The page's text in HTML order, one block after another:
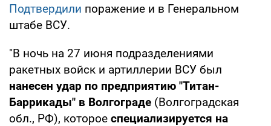
Подтвердили поражение и в Генеральном
штабе ВСУ.
"В ночь на 27 июня подразделениями
ракетных войск и артиллерии ВСУ был
нанесен удар по предприятию "Титан-
Баррикады" в Волгограде (Волгоградская
обл., РФ), которое специализируется на